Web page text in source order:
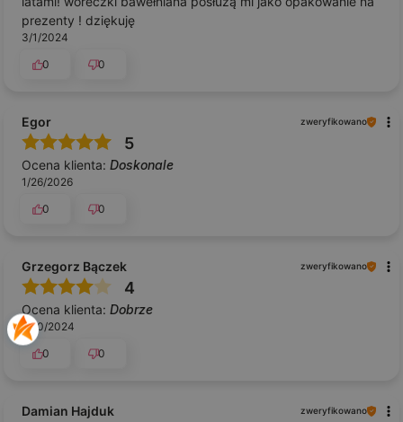
prezenty ! dziękuję
3/1/2024
0
0
Egor zweryfikowano
5
Ocena klienta: Doskonale
1/26/2026
0
0
Grzegorz Bączek zweryfikowano
4
Ocena klienta: Dobrze
8/10/2024
0
0
Damian Hajduk zweryfikowano